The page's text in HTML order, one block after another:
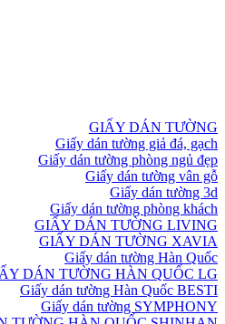
GIẤY DÁN TƯỜNG
Giấy dán tường giả đá, gạch
Giấy dán tường phòng ngủ đẹp
Giấy dán tường vân gỗ
Giấy dán tường 3d
Giấy dán tường phòng khách
GIẤY DÁN TƯỜNG LIVING
GIẤY DÁN TƯỜNG XAVIA
Giấy dán tường Hàn Quốc
DÁN TƯỜNG HÀN QUỐC LG
Giấy dán tường Hàn Quốc BESTI
Giấy dán tường SYMPHONY